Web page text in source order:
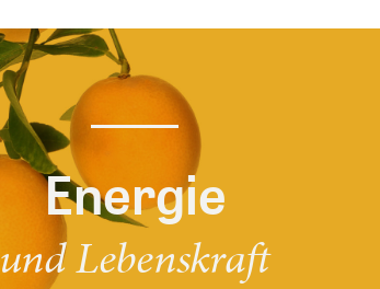
Energie
und Lebenskraft